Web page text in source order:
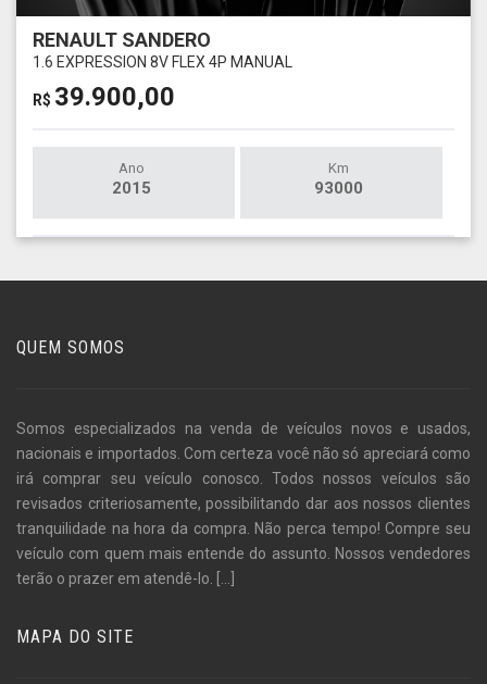
RENAULT SANDERO
1.6 EXPRESSION 8V FLEX 4P MANUAL
R$ 39.900,00
Ano
2015
Km
93000
QUEM SOMOS
Somos especializados na venda de veículos novos e usados,
nacionais e importados. Com certeza você não só apreciará como
irá comprar seu veículo conosco. Todos nossos veículos são
revisados criteriosamente, possibilitando dar aos nossos clientes
tranquilidade na hora da compra. Não perca tempo! Compre seu
veículo com quem mais entende do assunto. Nossos vendedores
terão o prazer em atendê-lo. [...]
MAPA DO SITE